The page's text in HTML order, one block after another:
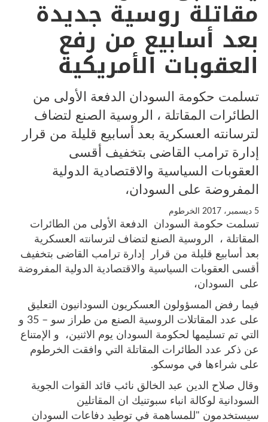
مقاتلة روسية جديدة
بعد أسابيع من رفع
العقوبات الأمريكية
تسلمت حكومة السودان الدفعة الأولى من
الطائرات المقاتلة ، الروسية الصنع لتضاف
لترسانته العسكرية بعد أسابيع قليلة من قرار
إدارة ترامب القاضى بتخفيف أقسى
العقوبات السياسية والاقتصادية الدولية
المفروضة على السودان،
5 ديسمبر، 2017 الخرطوم
تسلمت حكومة السودان الدفعة الأولى من الطائرات
المقاتلة ، الروسية الصنع لتضاف لترسانته العسكرية
بعد أسابيع قليلة من قرار إدارة ترامب القاضى بتخفيف
أقسى العقوبات السياسية والاقتصادية الدولية المفروضة
على السودان،
فيما رفض المسؤولون العسكريون السودانيون التعليق
على عدد المقاتلات الروسية الصنع من طراز سو – 35 و
التي تم تسليمها لحكومة السودان يوم الاثنين، و الإمتناع
عن ذكر عدد الطائرات المقاتلة التي وافقت الخرطوم
على شراءها في موسكو.
وقال صلاح الدين عبد الخالق نائب قائد القوات الجوية
السودانية لوكالة انباء سبوتنيك ان المقاتلين
سيستخدمون "للمساهمة في توطيد دفاعات السودان